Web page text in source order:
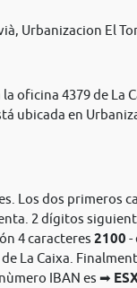
Urbanizacion El
oficina 4379 de La
ubicada en
Los dos primeros
2 dígitos
4 caracteres 2100 -
La Caixa.
IBAN es ➡